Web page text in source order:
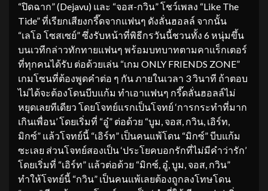
“ปิดฉาก” (Dejavu) และ “จอส-กวิน” โชว์เพลง “Like The
Tide” ที่เรียกเสียงกรี๊ดจากแฟนๆ ดังลั่นฮอลล์ จากนั้น
“เลโอ โซสเซย์” ซึ่งรับหน้าที่พิธีกรวันนี้ชวนทั้ง 6 หนุ่มขึ้น
บนเวทีกล่าวทักทายแฟนๆ พร้อมบทบาทตามคาแร็กเตอร์
ที่ทุกคนได้รับ ต่อด้วยเล่น “เกม ONLY FRIENDS ZONE”
เกมโซนที่ต้องพูดคำต่อ ๆ กัน ภายในเวลา 3 วินาที ถ้าตอบ
ไม่ได้จะต้องโดนบีบแก้ม ทำเอาแฟนๆ กรี๊ดลั่นฮอลล์ไม่
หยุดเลยทีเดียว โดยโจทย์แรกเป็นโจทย์ ‘การกระทำที่มาก
เกินเพื่อน’ โดยเริ่มที่ “อู๋” ต่อด้วย “บูม, จอส, กวิน, เอิร์ท,
มิกซ์” แล้วโจทย์นี้ “เอิร์ท” เป็นคนแพ้โดน “มิกซ์” บีบแก้ม
ซะเลย ส่วนโจทย์สองเป็น ‘ประโยคบอกรักที่ไม่มีคำว่ารัก’
โดยเริ่มที่ “เอิร์ท” แล้วต่อด้วย “มิกซ์, อู๋, บูม, จอส, กวิน”
ทำให้โจทย์นี้ “กวิน” เป็นคนแพ้เลยต้องถูกลงโทษโดน